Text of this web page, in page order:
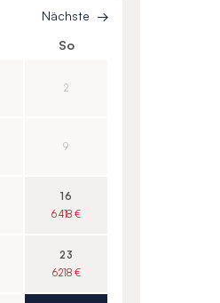
Nächste
So
2
9
16
6 418 €
23
6 218 €